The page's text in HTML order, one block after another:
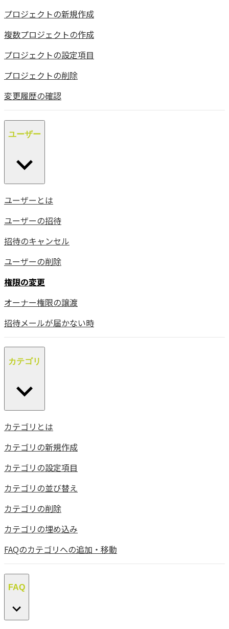
プロジェクトの新規作成
複数プロジェクトの作成
プロジェクトの設定項目
プロジェクトの削除
変更履歴の確認
ユーザー
ユーザーとは
ユーザーの招待
招待のキャンセル
ユーザーの削除
権限の変更
オーナー権限の譲渡
招待メールが届かない時
カテゴリ
カテゴリとは
カテゴリの新規作成
カテゴリの設定項目
カテゴリの並び替え
カテゴリの削除
カテゴリの埋め込み
FAQのカテゴリへの追加・移動
FAQ